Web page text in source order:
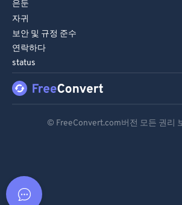
은둔
자귀
보안 및 규정 준수
연락하다
status
© FreeConvert.com버전 모든 권리